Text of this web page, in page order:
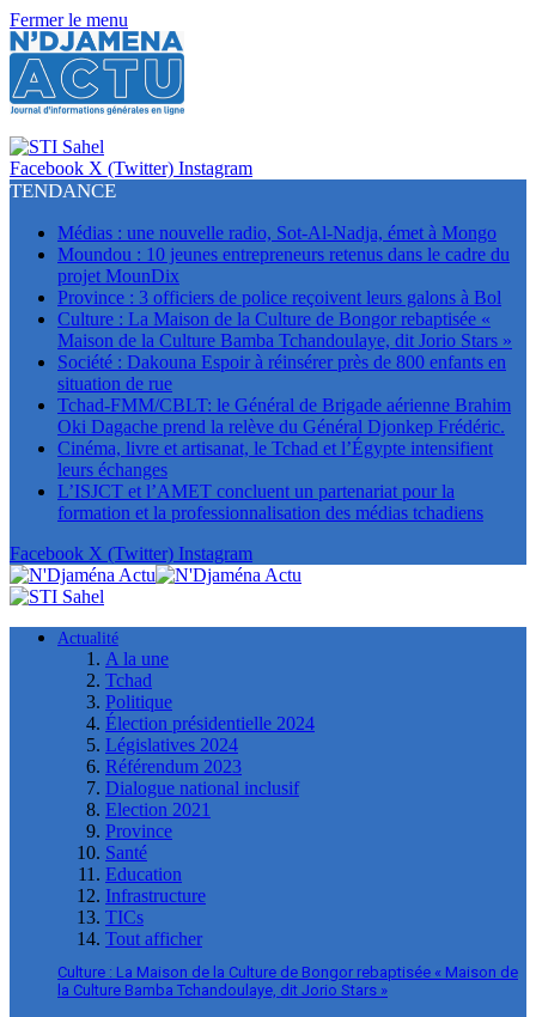
Fermer le menu
Facebook X (Twitter) Instagram
TENDANCE
Médias : une nouvelle radio, Sot-Al-Nadja, émet à Mongo
Moundou : 10 jeunes entrepreneurs retenus dans le cadre du
projet MounDix
Province : 3 officiers de police reçoivent leurs galons à Bol
Culture : La Maison de la Culture de Bongor rebaptisée «
Maison de la Culture Bamba Tchandoulaye, dit Jorio Stars »
Société : Dakouna Espoir à réinsérer près de 800 enfants en
situation de rue
Tchad-FMM/CBLT: le Général de Brigade aérienne Brahim
Oki Dagache prend la relève du Général Djonkep Frédéric.
Cinéma, livre et artisanat, le Tchad et l’Égypte intensifient
leurs échanges
L’ISJCT et l’AMET concluent un partenariat pour la
formation et la professionnalisation des médias tchadiens
Facebook X (Twitter) Instagram
Actualité
A la une
Tchad
Politique
Élection présidentielle 2024
Législatives 2024
Référendum 2023
Dialogue national inclusif
Election 2021
Province
Santé
Education
Infrastructure
TICs
Tout afficher
Culture : La Maison de la Culture de Bongor rebaptisée « Maison de
la Culture Bamba Tchandoulaye, dit Jorio Stars »